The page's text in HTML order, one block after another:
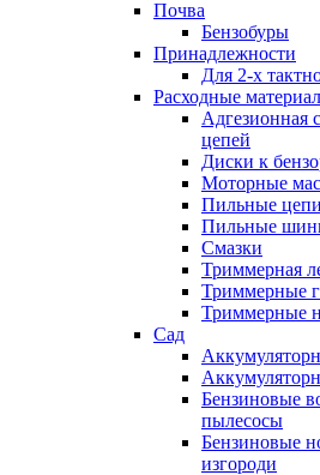
Почва
Бензобуры
Принадлежности
Для 2-х
Расходные
Адгезионная
цепей
Диски к
Моторные
Пильные цепи
Пильные
Смазки
Триммерная
Триммерные
Триммерные
Сад
Бензиновые
пылесосы
Бензиновые
изгороди